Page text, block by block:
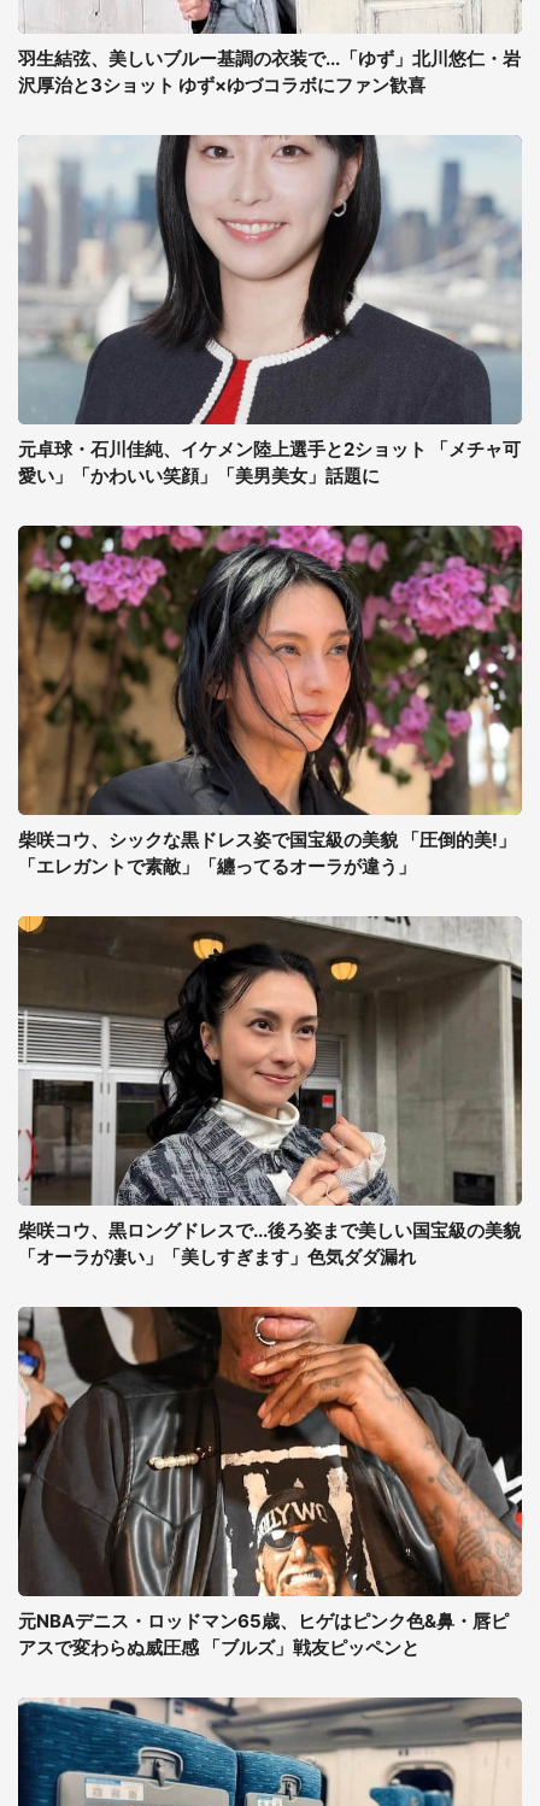
羽生結弦、美しいブルー基調の衣装で...「ゆず」北川悠仁・岩
沢厚治と3ショット ゆず×ゆづコラボにファン歓喜
元卓球・石川佳純、イケメン陸上選手と2ショット 「メチャ可
愛い」「かわいい笑顔」「美男美女」話題に
柴咲コウ、シックな黒ドレス姿で国宝級の美貌 「圧倒的美!」
「エレガントで素敵」「纏ってるオーラが違う」
柴咲コウ、黒ロングドレスで...後ろ姿まで美しい国宝級の美貌
「オーラが凄い」「美しすぎます」色気ダダ漏れ
元NBAデニス・ロッドマン65歳、ヒゲはピンク色&鼻・唇ピ
アスで変わらぬ威圧感 「ブルズ」戦友ピッペンと